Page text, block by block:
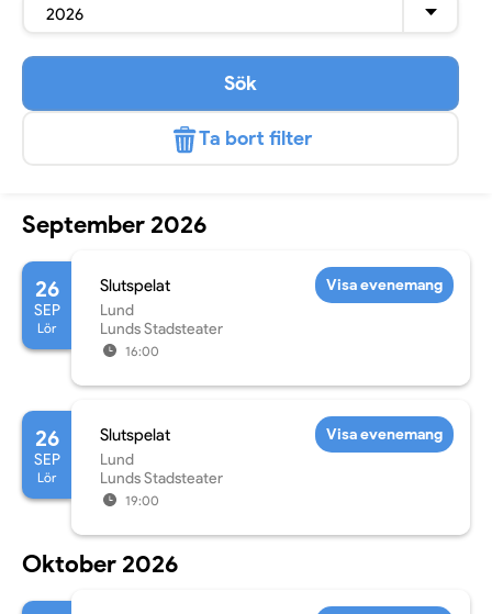
2026
Sök
Ta bort filter
September 2026
26
SEP
Lör
Slutspelat
Lund
Lunds Stadsteater
16:00
Visa evenemang
26
SEP
Lör
Slutspelat
Lund
Lunds Stadsteater
19:00
Visa evenemang
Oktober 2026